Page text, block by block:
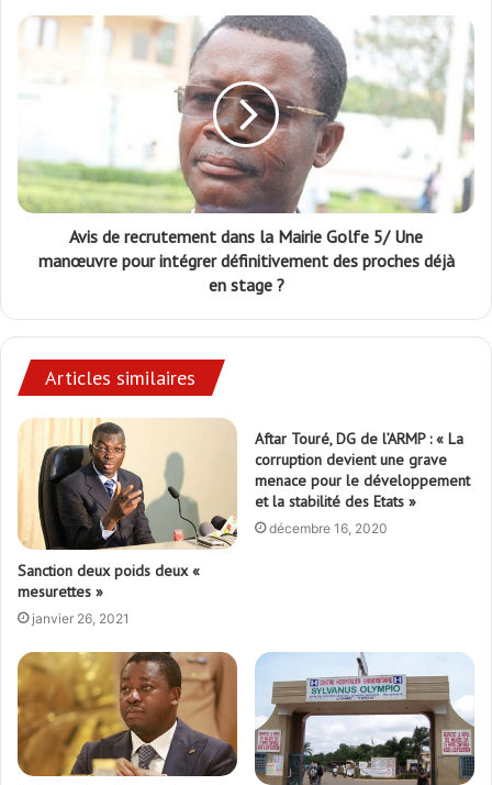
Avis de recrutement dans la Mairie Golfe 5/ Une
manœuvre pour intégrer définitivement des proches déjà
en stage ?
Articles similaires
Sanction deux poids deux «
mesurettes »
janvier 26, 2021
Aftar Touré, DG de l’ARMP : « La
corruption devient une grave
menace pour le développement
et la stabilité des Etats »
décembre 16, 2020